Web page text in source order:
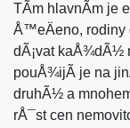
TÃ­m hlavnÃ­m je
Å™eÄeno, rodiny
dÃ¡vat kaÅ¾dÃ½
pouÅ¾ijÃ­ je na
druhÃ½ a
rÅ¯st cen